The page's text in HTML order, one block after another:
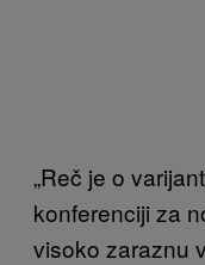
„Reč je o
konferenciji za
visoko zaraznu